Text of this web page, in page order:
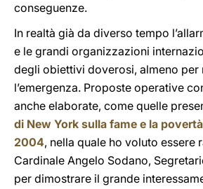
conseguenze.
In realtà già da diverso tempo
e le grandi organizzazioni
degli obiettivi doverosi, almeno per
l’emergenza. Proposte operative
anche elaborate, come quelle
di New York sulla fame e la
2004, nella quale ho voluto essere
Cardinale Angelo Sodano,
per dimostrare il grande